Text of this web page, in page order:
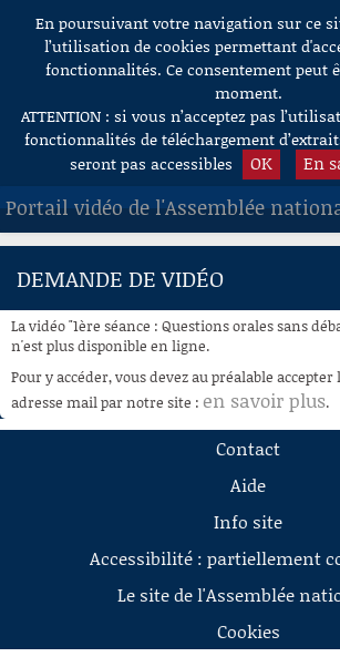
Aller au contenu
En poursuivant votre navigation sur ce
l’utilisation de cookies permettant
fonctionnalités. Ce consentement peut
moment.
ATTENTION : si vous n’acceptez pas
fonctionnalités de téléchargement
seront pas accessibles
OK En
Portail vidéo de l'Assemblée
ACCUEIL
À LA DEMANDE
RECHERCHE
AIDE À LA DÉCOUPE
DEMANDE DE VIDÉO
La vidéo "1ère séance : Questions orales sans
n'est plus disponible en ligne.
Pour y accéder, vous devez au préalable
adresse mail par notre site : en savoir plus.
Contact
Aide
Info site
Accessibilité : partiellement
Le site de l'Assemblée
Cookies